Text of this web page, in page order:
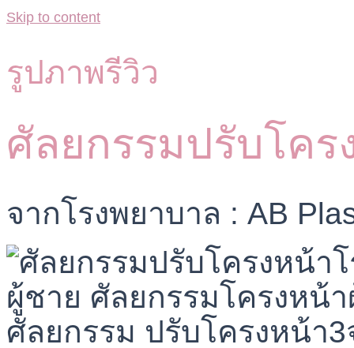
Skip to content
รูปภาพรีวิว
ศัลยกรรมปรับโคร
จากโรงพยาบาล : AB